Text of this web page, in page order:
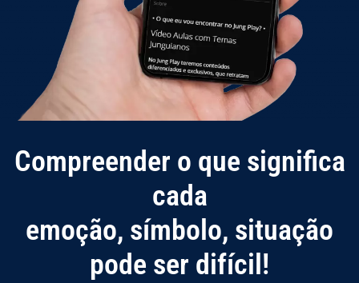
Compreender o que significa
cada
emoção, símbolo, situação
pode ser difícil!